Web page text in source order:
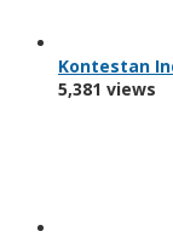
Kontestan
5,381 views